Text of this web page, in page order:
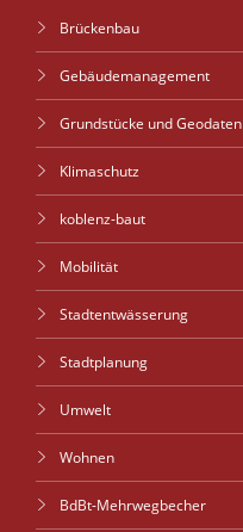
Brückenbau
Gebäudemanagement
Grundstücke und Geodaten
Klimaschutz
koblenz-baut
Mobilität
Stadtentwässerung
Stadtplanung
Umwelt
Wohnen
BdBt-Mehrwegbecher